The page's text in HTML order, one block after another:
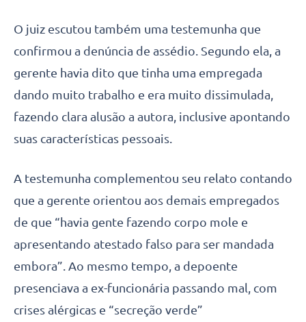
O juiz escutou também uma testemunha que
confirmou a denúncia de assédio. Segundo ela, a
gerente havia dito que tinha uma empregada
dando muito trabalho e era muito dissimulada,
fazendo clara alusão a autora, inclusive apontando
suas características pessoais.
A testemunha complementou seu relato contando
que a gerente orientou aos demais empregados
de que “havia gente fazendo corpo mole e
apresentando atestado falso para ser mandada
embora”. Ao mesmo tempo, a depoente
presenciava a ex-funcionária passando mal, com
crises alérgicas e “secreção verde”